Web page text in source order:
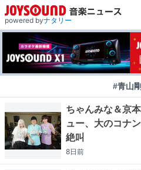
powered byナタリー
#青山
ちゃんみな＆京
ュー、大のコナ
絶叫
8日前